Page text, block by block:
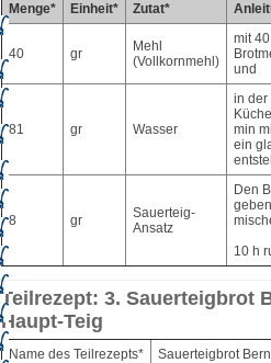
Menge* Einheit* Zutat*
40 gr
Mehl
(Vollkornmehl)
mit
und
81 gr Wasser
in der
min
ein
8 gr
Sauerteig-
Ansatz
Den
10 h
Teilrezept: 3. Sauerteigbrot
Haupt-Teig
Name des Teilrezepts*
Sauerteigbrot